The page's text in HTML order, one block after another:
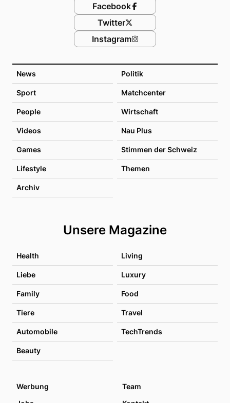
News Politik
Sport Matchcenter
People Wirtschaft
Videos Nau Plus
Games Stimmen der Schweiz
Lifestyle Themen
Archiv
Unsere Magazine
Health Living
Liebe Luxury
Family Food
Tiere Travel
Automobile TechTrends
Beauty
Facebook
Twitter
Instagram
Werbung
Team